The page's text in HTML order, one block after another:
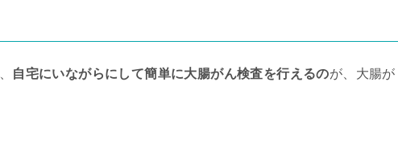
自宅にいながらにして簡単に大腸がん検査を行えるのが、大腸が